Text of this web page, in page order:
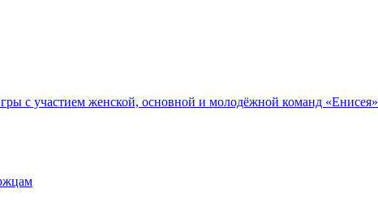
с участием женской, основной и молодёжной команд «Енисея»